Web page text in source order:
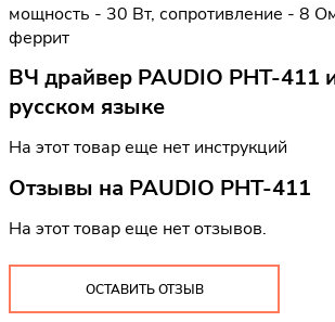
мощность - 30 Вт, сопротивление - 8
феррит
ВЧ драйвер PAUDIO PHT-411
русском языке
На этот товар еще нет инструкций
Отзывы на PAUDIO PHT-411
На этот товар еще нет отзывов.
ОСТАВИТЬ ОТЗЫВ